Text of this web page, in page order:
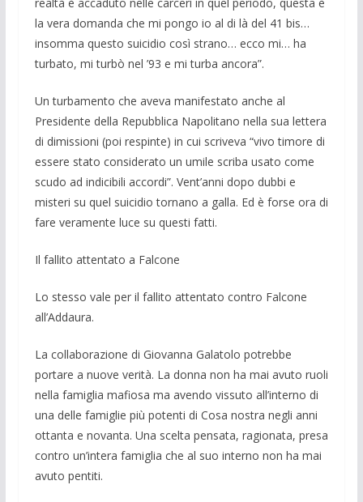
la vera domanda che mi pongo io al di là del 41 bis…
insomma questo suicidio così strano… ecco mi… ha
turbato, mi turbò nel ’93 e mi turba ancora”.
Un turbamento che aveva ma­nifestato anche al
Presidente della Re­pubblica Na­politano nella sua lettera
di dimissioni (poi respinte) in cui scriveva “vivo timo­re di
essere stato considerato un umile scriba usato come
scudo ad in­dicibili ac­cordi”. Vent’anni dopo dubbi e
misteri su quel suicidio tornano a galla. Ed è forse ora di
fare veramente luce su questi fatti.
Il fallito attentato a Falcone
Lo stesso vale per il fallito attentato contro Falcone
all’Addaura.
La collaborazione di Giovanna Galato­lo potrebbe
portare a nuove verità. La donna non ha mai avuto ruoli
nella fami­glia mafiosa ma avendo vissuto all’inter­no di
una delle famiglie più potenti di Cosa nostra negli anni
ottanta e novanta. Una scelta pensata, ragionata, presa
con­tro un’intera famiglia che al suo interno non ha mai
avuto pentiti.